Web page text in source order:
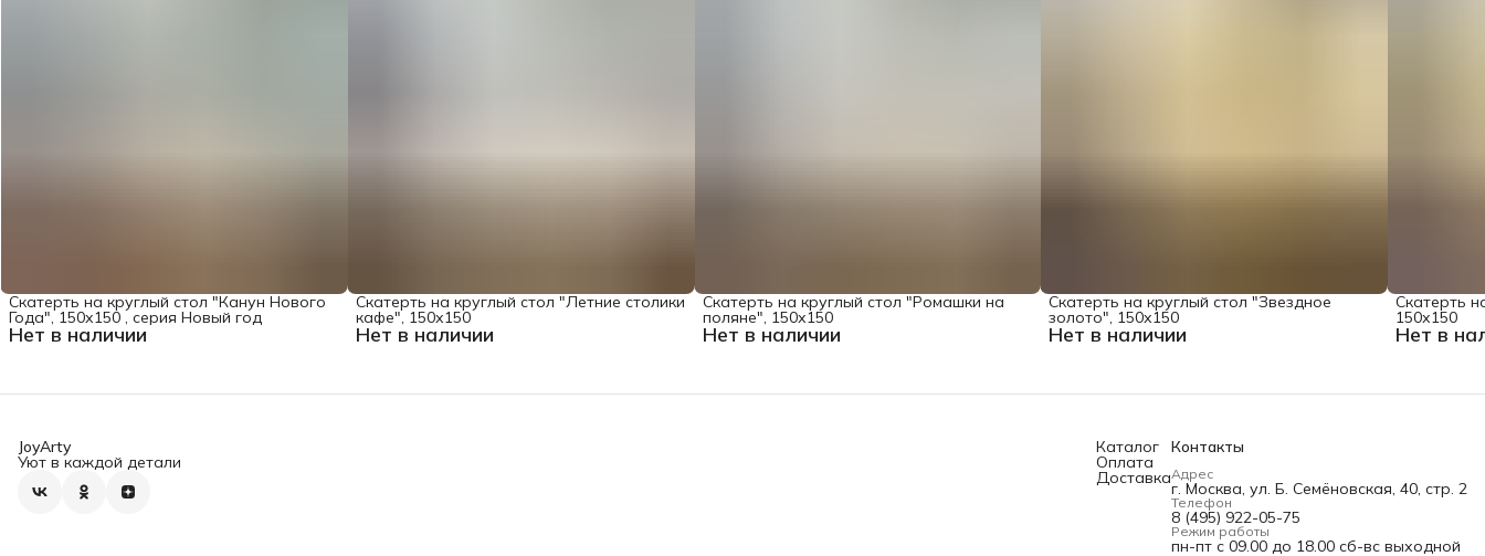
Нет в наличии
Скатерть на круглый стол "Канун Нового
Года", 150х150 , серия Новый год
Нет в наличии
Скатерть на круглый стол "Летние столики
кафе", 150х150
Нет в наличии
Скатерть на круглый стол "Ромашки на
поляне", 150х150
Нет в наличии
Скатерть на круглый стол "Звездное
золото", 150х150
Нет в
Скатерть
150х150
JoyArty
Уют в каждой детали
Каталог
Оплата
Доставка
Контакты
Адрес
г. Москва, ул. Б. Семёновская, 40, стр. 2
Телефон
8 (495) 922-05-75
Режим работы
пн-пт с 09.00 до 18.00 сб-вс выходной